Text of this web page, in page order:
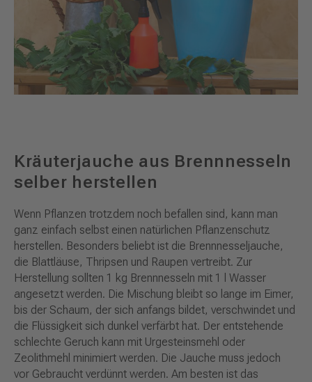
Kräuterjauche aus Brennnesseln
selber herstellen
Wenn Pflanzen trotzdem noch befallen sind, kann man
ganz einfach selbst einen natürlichen Pflanzenschutz
herstellen. Besonders beliebt ist die Brennnesseljauche,
die Blattläuse, Thripsen und Raupen vertreibt. Zur
Herstellung sollten 1 kg Brennnesseln mit 1 l Wasser
angesetzt werden. Die Mischung bleibt so lange im Eimer,
bis der Schaum, der sich anfangs bildet, verschwindet und
die Flüssigkeit sich dunkel verfärbt hat. Der entstehende
schlechte Geruch kann mit Urgesteinsmehl oder
Zeolithmehl minimiert werden. Die Jauche muss jedoch
vor Gebraucht verdünnt werden. Am besten ist das